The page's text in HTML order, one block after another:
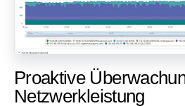
Proaktive
Netzwerkleistung